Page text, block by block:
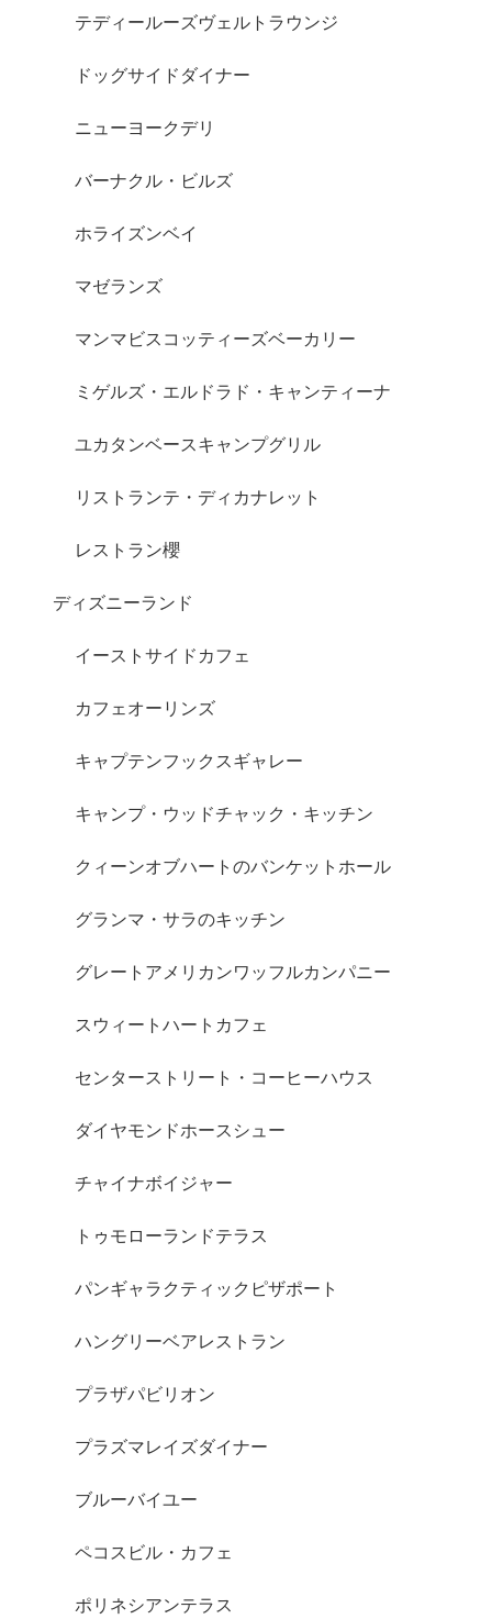
テディールーズヴェルトラウンジ
ドッグサイドダイナー
ニューヨークデリ
バーナクル・ビルズ
ホライズンベイ
マゼランズ
マンマビスコッティーズベーカリー
ミゲルズ・エルドラド・キャンティーナ
ユカタンベースキャンプグリル
リストランテ・ディカナレット
レストラン櫻
ディズニーランド
イーストサイドカフェ
カフェオーリンズ
キャプテンフックスギャレー
キャンプ・ウッドチャック・キッチン
クィーンオブハートのバンケットホール
グランマ・サラのキッチン
グレートアメリカンワッフルカンパニー
スウィートハートカフェ
センターストリート・コーヒーハウス
ダイヤモンドホースシュー
チャイナボイジャー
トゥモローランドテラス
パンギャラクティックピザポート
ハングリーベアレストラン
プラザパビリオン
プラズマレイズダイナー
ブルーバイユー
ペコスビル・カフェ
ポリネシアンテラス